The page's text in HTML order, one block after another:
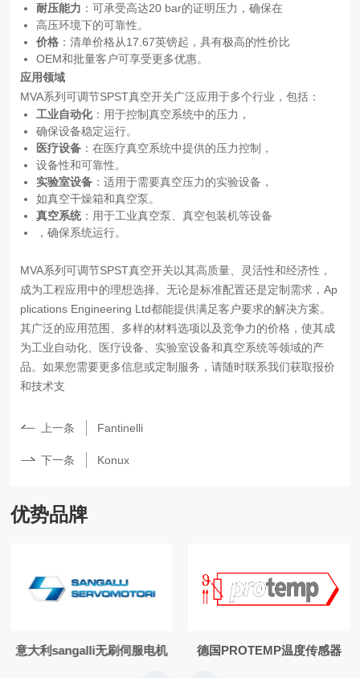
耐压能力 ：可承受高达20 bar的证明压力，确保在
高压环境下的可靠性。
价格 ：清单价格从17.67英镑起，具有极高的性价比
OEM和批量客户可享受更多优惠。
应用领域
MVA系列可调节SPST真空开关广泛应用于多个行业，包括：
工业自动化：用于控制真空系统中的压力，
确保设备稳定运行。
医疗设备 ：在医疗真空系统中提供的压力控制，
设备性和可靠性。
实验室设备 ：适用于需要真空压力的实验设备，
如真空干燥箱和真空泵。
真空系统：用于工业真空泵、真空包装机等设备
，确保系统运行。
MVA系列可调节SPST真空开关以其高质量、灵活性和经济性，
成为工程应用中的理想选择。无论是标准配置还是定制需求，Ap
plications Engineering Ltd都能提供满足客户要求的解决方案。
其广泛的应用范围、多样的材料选项以及竞争力的价格，使其成
为工业自动化、医疗设备、实验室设备和真空系统等领域的产
品。如果您需要更多信息或定制服务，请随时联系我们获取报价
和技术支
上一条 Fantinelli
下一条 Konux
优势品牌
意大利sangalli无刷伺服电机 德国PROTEMP温度传感器